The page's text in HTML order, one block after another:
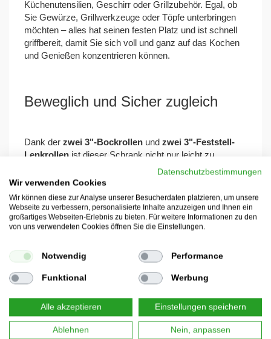
Küchenutensilien, Geschirr oder Grillzubehör. Egal, ob
Sie Gewürze, Grillwerkzeuge oder Töpfe unterbringen
möchten – alles hat seinen festen Platz und ist schnell
griffbereit, damit Sie sich voll und ganz auf das Kochen
und Genießen konzentrieren können.
Beweglich und Sicher zugleich
Dank der zwei 3"-Bockrollen und zwei 3"-Feststell-
Lenkrollen ist dieser Schrank nicht nur leicht zu
bewegen, sondern auch sicher zu fixieren. Ob Sie ihn
flexibel in Ihrer Outdoor-Küche verschieben oder an
einem festen Platz arretieren möchten – er passt sich
ganz Ihren Wünschen und Bedürfnissen an. Perfekte
Mobilität trifft hier auf Stabilität.
Durchdachtes Design – Perfekt für
jede Ecke
Mit seiner cleveren, sechseckigen Form passt sich
dieser Eckschrank mühelos jeder Ecke Ihrer Küche an
Datenschutzbestimmungen
Wir verwenden Cookies
Wir können diese zur Analyse unserer Besucherdaten platzieren, um unsere
Webseite zu verbessern, personalisierte Inhalte anzuzeigen und Ihnen ein
großartiges Webseiten-Erlebnis zu bieten. Für weitere Informationen zu den
von uns verwendeten Cookies öffnen Sie die Einstellungen.
Notwendig Performance
Funktional Werbung
Alle akzeptieren Einstellungen speichern
Ablehnen Nein, anpassen